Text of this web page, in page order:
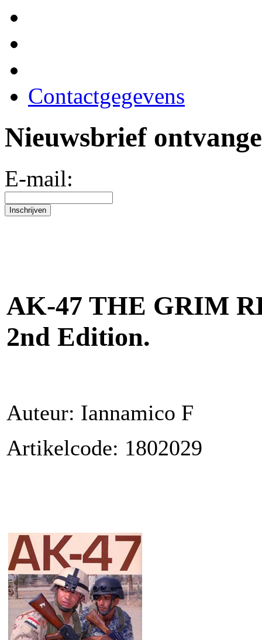
Contactgegevens
Nieuwsbrief
E-mail:
AK-47 THE GRIM
2nd Edition.
Auteur: Iannamico F
Artikelcode: 1802029